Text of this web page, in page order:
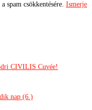
spam csökkentésére. Ismerje
CIVILIS Cuvée!
nap (6.)